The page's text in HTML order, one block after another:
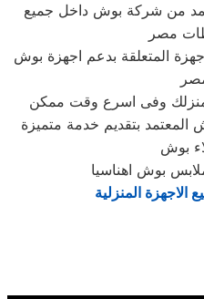
من شركة بوش داخل جميع
مصر
المتعلقة بدعم اجهزة بوش
منزلك وفى اسرع وقت ممكن
المعتمد بتقديم خدمة متميزة
بوش
بوش اهناسيا
الاجهزة المنزلية